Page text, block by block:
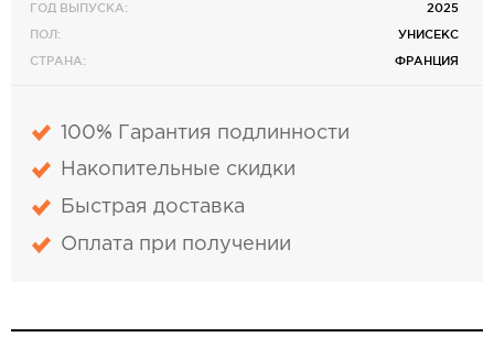
ГОД ВЫПУСКА:
2025
ПОЛ:
УНИСЕКС
СТРАНА:
ФРАНЦИЯ
100% Гарантия подлинности
Накопительные скидки
Быстрая доставка
Оплата при получении